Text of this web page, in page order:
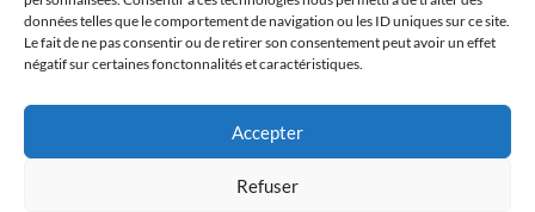
données telles que le comportement de navigation ou les ID uniques sur ce site.
Le fait de ne pas consentir ou de retirer son consentement peut avoir un effet
négatif sur certaines fonctonnalités et caractéristiques.
Accepter
Refuser
recettes, photographies) sont ma propriété
exclusive. Ils sont protégés par les lois relatives aux
droits d’auteurs et à la propriété intellectuelle. Toute